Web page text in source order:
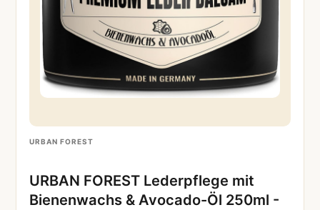
URBAN FOREST
URBAN FOREST Lederpflege mit
Bienenwachs & Avocado-Öl 250ml -